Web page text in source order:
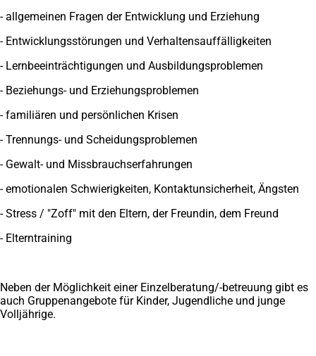
- allgemeinen Fragen der Entwicklung und Erziehung
- Entwicklungsstörungen und Verhaltensauffälligkeiten
- Lernbeeinträchtigungen und Ausbildungsproblemen
- Beziehungs- und Erziehungsproblemen
- familiären und persönlichen Krisen
- Trennungs- und Scheidungsproblemen
- Gewalt- und Missbrauchserfahrungen
- emotionalen Schwierigkeiten, Kontaktunsicherheit, Ängsten
- Stress / "Zoff" mit den Eltern, der Freundin, dem Freund
- Elterntraining
Neben der Möglichkeit einer Einzelberatung/-betreuung gibt es
auch Gruppenangebote für Kinder, Jugendliche und junge
Volljährige.